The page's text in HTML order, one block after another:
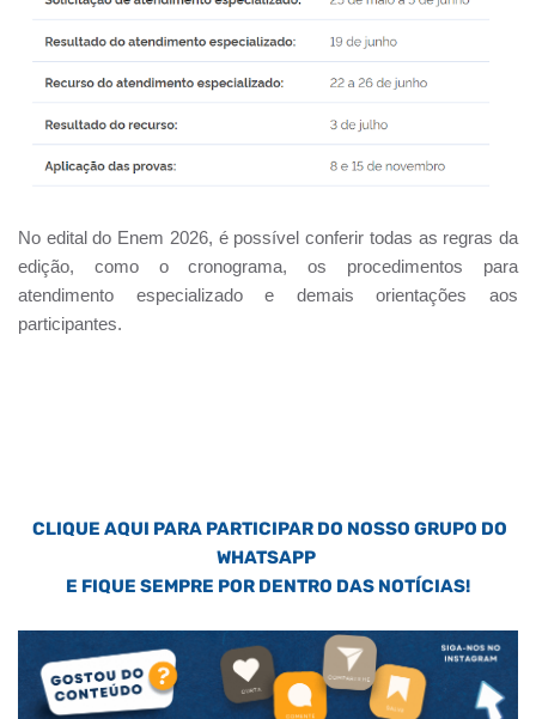
No edital do Enem 2026, é possível conferir todas as regras da
edição, como o cronograma, os procedimentos para
atendimento especializado e demais orientações aos
participantes.
CLIQUE AQUI PARA PARTICIPAR DO NOSSO GRUPO DO
WHATSAPP
E FIQUE SEMPRE POR DENTRO DAS NOTÍCIAS!